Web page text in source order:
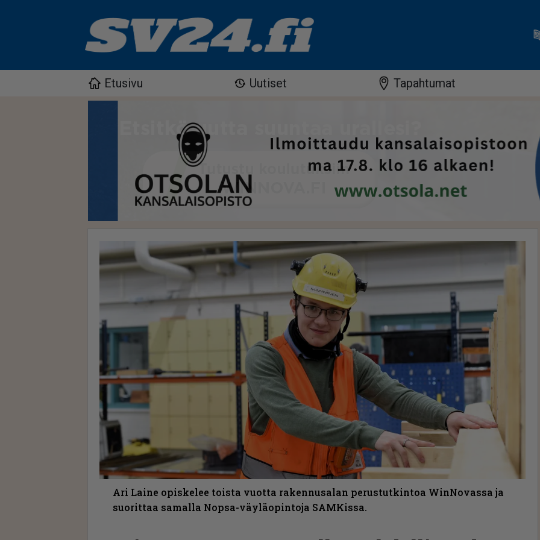
Etusivu Uutiset Tapahtumat
Ari Laine opiskelee toista vuotta rakennusalan perustutkintoa WinNovassa ja
suorittaa samalla Nopsa-väyläopintoja SAMKissa.